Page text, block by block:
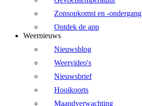
Zonsopkomst en -ondergang
Ontdek de app
Weernieuws
Nieuwsblog
Weervideo's
Nieuwsbrief
Hooikoorts
Maandverwachting